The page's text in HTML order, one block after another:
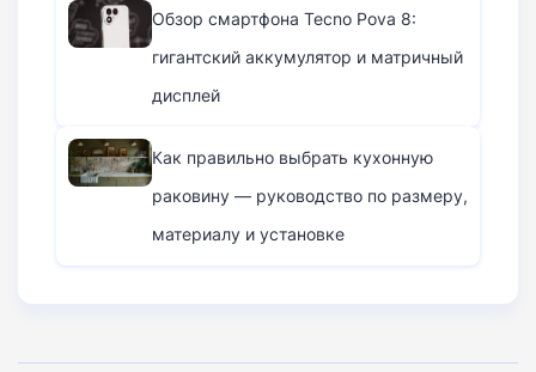
Обзор смартфона Tecno Pova 8:
гигантский аккумулятор и матричный
дисплей
Как правильно выбрать кухонную
раковину — руководство по размеру,
материалу и установке